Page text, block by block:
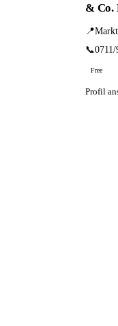
& Co.
📍
📞
Free
Profil